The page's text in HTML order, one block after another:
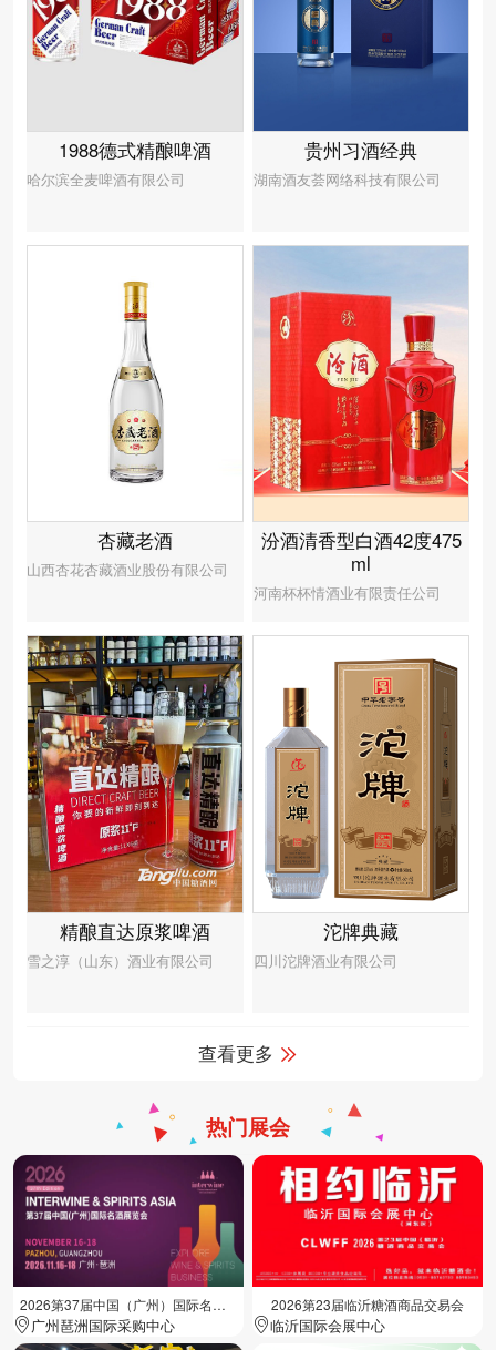
1988德式精酿啤酒
哈尔滨全麦啤酒有限公司
贵州习酒经典
湖南酒友荟网络科技有限公司
杏藏老酒
山西杏花杏藏酒业股份有限公司
汾酒清香型白酒42度475
ml
河南杯杯情酒业有限责任公司
精酿直达原浆啤酒
雪之淳（山东）酒业有限公司
沱牌典藏
四川沱牌酒业有限公司
查看更多
热门展会
2026第37届中国（广州）国际名酒展览会
广州琶洲国际采购中心
2026第23届临沂糖酒商品交易会
临沂国际会展中心